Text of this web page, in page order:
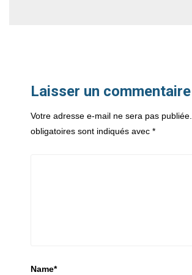
Laisser un commentaire
Votre adresse e-mail ne sera pas publiée.
obligatoires sont indiqués avec *
Name*